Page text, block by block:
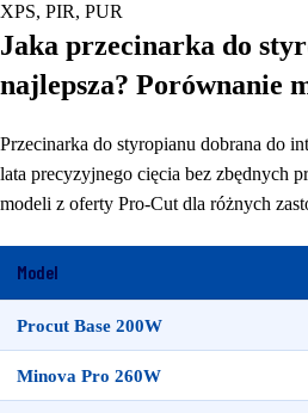
XPS, PIR, PUR
Jaka przecinarka do
najlepsza? Porównanie
Przecinarka do styropianu dobrana do
lata precyzyjnego cięcia bez zbędnych
modeli z oferty Pro-Cut dla różnych
Model
Procut Base 200W
Minova Pro 260W